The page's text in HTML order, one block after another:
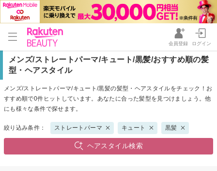
会員登録 ログイン
メンズ/ストレートパーマ/キュート/黒髪/おすすめ順の髪
型・ヘアスタイル
メンズ/ストレートパーマ/キュート/黒髪の髪型・ヘアスタイルをチェック！お
すすめ順で0件ヒットしています。あなたに合った髪型を見つけましょう。他
にも様々な条件で探せます。
絞り込み条件： ストレートパーマ キュート 黒髪
ヘアスタイル検索